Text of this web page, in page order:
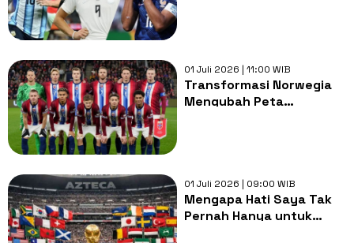
01 Juli 2026 | 11:00 WIB
Transformasi Norwegia
Mengubah Peta
01 Juli 2026 | 09:00 WIB
Mengapa Hati Saya Tak
Pernah Hanya untuk